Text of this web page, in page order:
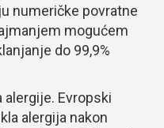
numeričke povratne
mogućem
do 99,9%
Evropski
alergija nakon